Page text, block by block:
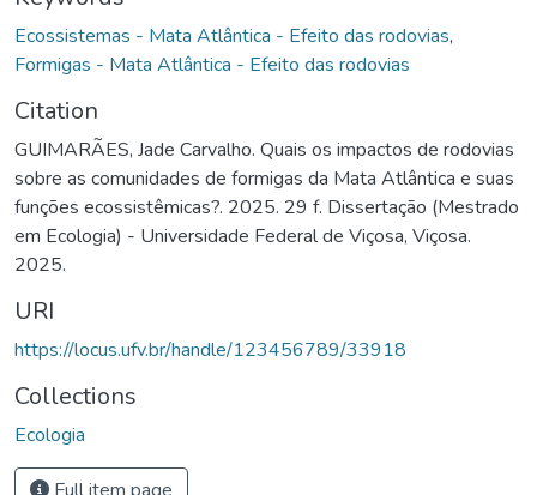
Ecossistemas - Mata Atlântica - Efeito das rodovias,
Formigas - Mata Atlântica - Efeito das rodovias
Citation
GUIMARÃES, Jade Carvalho. Quais os impactos de rodovias
sobre as comunidades de formigas da Mata Atlântica e suas
funções ecossistêmicas?. 2025. 29 f. Dissertação (Mestrado
em Ecologia) - Universidade Federal de Viçosa, Viçosa.
2025.
URI
https://locus.ufv.br/handle/123456789/33918
Collections
Ecologia